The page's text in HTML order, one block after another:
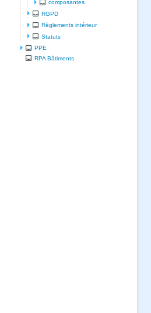
composantes
RGPD
Règlements intérieur
Statuts
PPE
RPA Bâtiments